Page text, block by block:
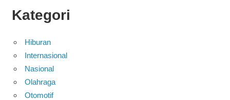
Kategori
Hiburan
Internasional
Nasional
Olahraga
Otomotif